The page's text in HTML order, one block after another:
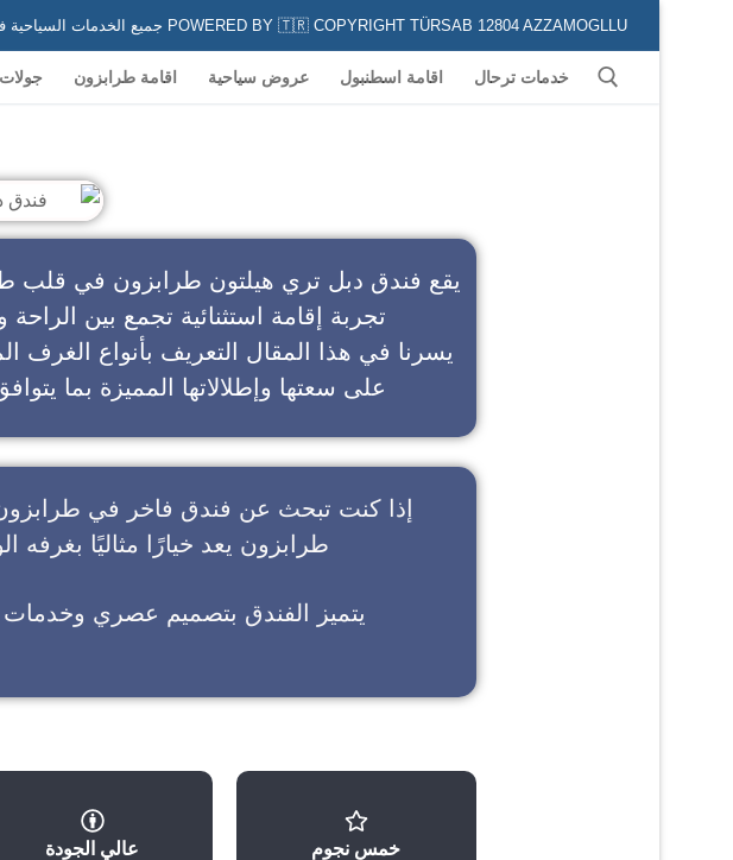
POWERED BY 🇹🇷 COPYRIGHT TÜRSAB 12804 AZZAMOGLLU جميع الخدمات السياحية في كافة المناطق و المدن التركية لكل من يعشق السياحة في تركيا
خدمات ترحال اقامة اسطنبول عروض سياحية اقامة طرابزون
يقع فندق دبل تري هيلتون طرابزون في قلب
تجربة إقامة استثنائية تجمع بين الراحة
يسرنا في هذا المقال التعريف بأنواع الغرف
على سعتها وإطلالاتها المميزة بما
إذا كنت تبحث عن فندق فاخر في
طرابزون يعد خيارًا مثاليًا بغرفه
يتميز الفندق بتصميم عصري وخدمات
خمس نجوم عالي الجودة